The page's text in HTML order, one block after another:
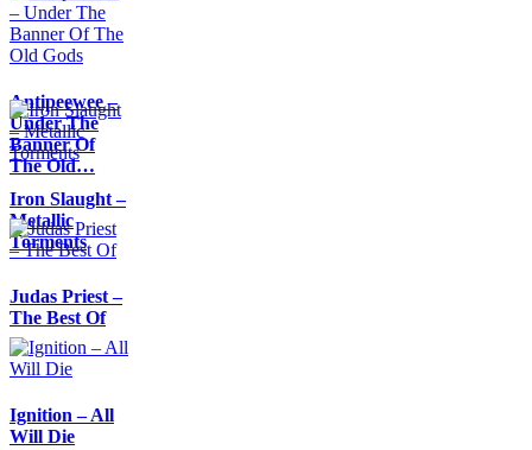
Antipeewee –
Under The
Banner Of
The Old…
Iron Slaught –
Metallic
Torments
Judas Priest –
The Best Of
Ignition – All
Will Die